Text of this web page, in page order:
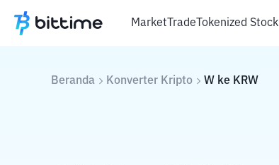
MarketTradeTokenized Stock
Beranda Konverter Kripto W ke KRW